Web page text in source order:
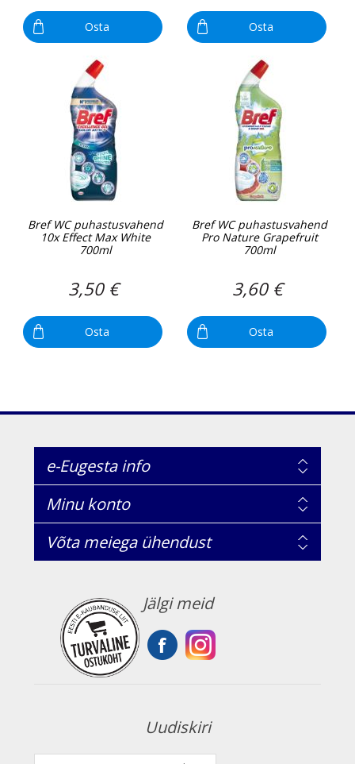
Osta Osta
Bref WC puhastusvahend
10x Effect Max White
700ml
3,50 €
Osta
Bref WC puhastusvahend
Pro Nature Grapefruit
700ml
3,60 €
Osta
e-Eugesta info
Minu konto
Võta meiega ühendust
Jälgi meid
Uudiskiri